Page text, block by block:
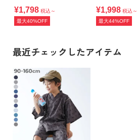
¥1,798 税込～
最大40%OFF
¥1,998 税込～
最大44%OFF
最近チェックしたアイテム